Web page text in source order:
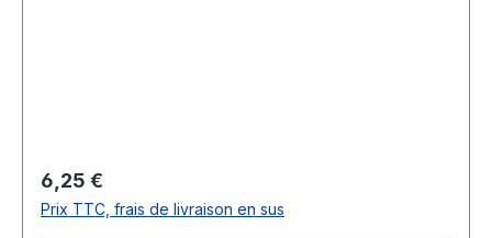
Prix régulier :
6,25 €
Prix TTC, frais de livraison en sus